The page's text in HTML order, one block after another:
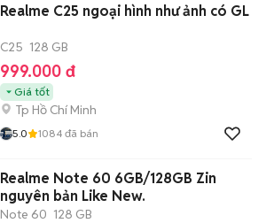
Realme C25 ngoại hình như ảnh có GL
C25 128 GB
999.000 đ
Giá tốt
Tp Hồ Chí Minh
5.0 1084 đã bán
Realme Note 60 6GB/128GB Zin
nguyên bản Like New.
Note 60 128 GB